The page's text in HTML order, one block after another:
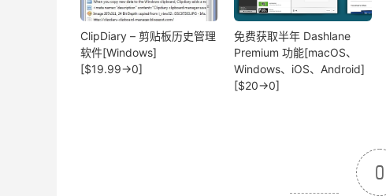
ClipDiary – 剪贴板历史管理
软件[Windows]
[$19.99→0]
免费获取半年 Dashlane
Premium 功能[macOS、
Windows、iOS、Android]
[$20→0]
0